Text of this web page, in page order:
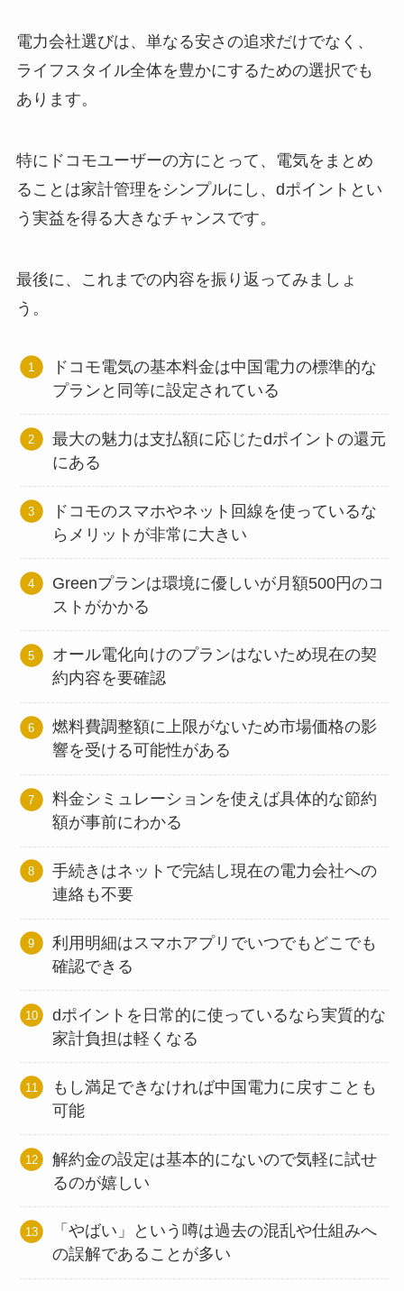
電力会社選びは、単なる安さの追求だけでなく、
ライフスタイル全体を豊かにするための選択でも
あります。
特にドコモユーザーの方にとって、電気をまとめ
ることは家計管理をシンプルにし、dポイントとい
う実益を得る大きなチャンスです。
最後に、これまでの内容を振り返ってみましょ
う。
ドコモ電気の基本料金は中国電力の標準的な
プランと同等に設定されている
最大の魅力は支払額に応じたdポイントの還元
にある
ドコモのスマホやネット回線を使っているな
らメリットが非常に大きい
Greenプランは環境に優しいが月額500円のコ
ストがかかる
オール電化向けのプランはないため現在の契
約内容を要確認
燃料費調整額に上限がないため市場価格の影
響を受ける可能性がある
料金シミュレーションを使えば具体的な節約
額が事前にわかる
手続きはネットで完結し現在の電力会社への
連絡も不要
利用明細はスマホアプリでいつでもどこでも
確認できる
dポイントを日常的に使っているなら実質的な
家計負担は軽くなる
もし満足できなければ中国電力に戻すことも
可能
解約金の設定は基本的にないので気軽に試せ
るのが嬉しい
「やばい」という噂は過去の混乱や仕組みへ
の誤解であることが多い